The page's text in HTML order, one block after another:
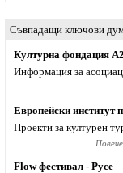
Съвпадащи ключови
Културна фондация
Информация за
Европейски институт
Проекти за културен
Flow фестивал - Русе